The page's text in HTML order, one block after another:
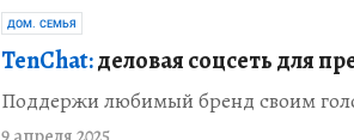
ДОМ. СЕМЬЯ
TenChat:деловая соцсеть для
Поддержи любимый бренд своим